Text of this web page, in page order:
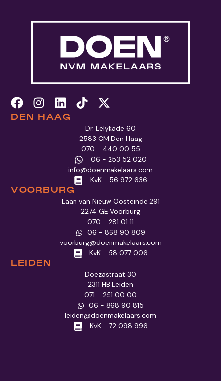
DEN HAAG
Dr. Lelykade 60
2583 CM Den Haag
070 - 440 00 55
06 - 253 52 020
info@doenmakelaars.com
KvK - 56 972 636
VOORBURG
Laan van Nieuw Oosteinde 291
2274 GE Voorburg
070 - 281 01 11
06 - 868 90 809
voorburg@doenmakelaars.com
KvK - 58 077 006
LEIDEN
Doezastraat 30
2311 HB Leiden
071 - 251 00 00
06 - 868 90 815
leiden@doenmakelaars.com
KvK - 72 098 996